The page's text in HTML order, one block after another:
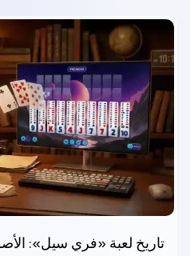
تاريخ لعبة «فري سيل»: